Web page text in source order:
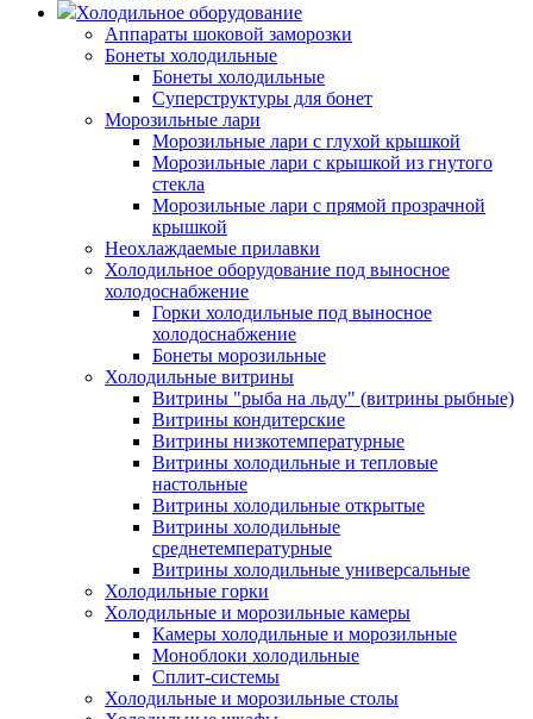
Холодильное оборудование
Аппараты шоковой заморозки
Бонеты холодильные
Бонеты холодильные
Суперструктуры для бонет
Морозильные лари
Морозильные лари с глухой крышкой
Морозильные лари с крышкой из гнутого
стекла
Морозильные лари с прямой прозрачной
крышкой
Неохлаждаемые прилавки
Холодильное оборудование под выносное
холодоснабжение
Горки холодильные под выносное
холодоснабжение
Бонеты морозильные
Холодильные витрины
Витрины "рыба на льду" (витрины рыбные)
Витрины кондитерские
Витрины низкотемпературные
Витрины холодильные и тепловые
настольные
Витрины холодильные открытые
Витрины холодильные
среднетемпературные
Витрины холодильные универсальные
Холодильные горки
Холодильные и морозильные камеры
Камеры холодильные и морозильные
Моноблоки холодильные
Сплит-системы
Холодильные и морозильные столы